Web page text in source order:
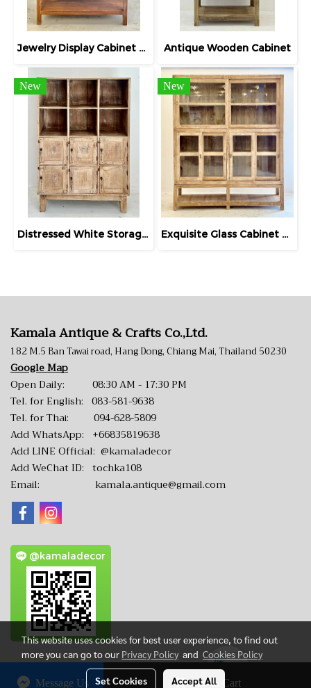
Add to Cart
Message Us
Jewelry Display Cabinet High Raise Legs with Flat Drawers Antique Wooden Cabinet
New
Distressed White Storage Wooden Display Cabinet
New
Exquisite Glass Cabinet Extra-Large Bleached Teak
Kamala Antique & Crafts Co.,Ltd.
182 M.5 Ban Tawai road, Hang Dong, Chiang Mai, Thailand 50230
Google Map
Open Daily: 08:30 AM - 17:30 PM
Tel. for English: 083-581-9638
Tel. for Thai: 094-628-5809
Add WhatsApp: +66835819638
Add LINE Official: @kamaladecor
Add WeChat ID: tochka108
Email: kamala.antique@gmail.com
@kamaladecor
This website uses cookies for best user experience, to find out
more you can go to our Privacy Policy and Cookies Policy
Set Cookies Accept All